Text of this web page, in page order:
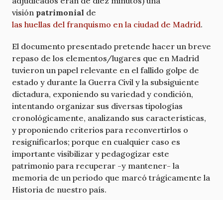
visión patrimonial de
las huellas del franquismo en la ciudad de Madrid.
El documento presentado pretende hacer un breve
repaso de los elementos/lugares que en Madrid
tuvieron un papel relevante en el fallido golpe de
estado y durante la Guerra Civil y la subsiguiente
dictadura, exponiendo su variedad y condición,
intentando organizar sus diversas tipologías
cronológicamente, analizando sus características,
y proponiendo criterios para reconvertirlos o
resignificarlos; porque en cualquier caso es
importante visibilizar y pedagogizar este
patrimonio para recuperar -y mantener- la
memoria de un periodo que marcó trágicamente la
Historia de nuestro país.